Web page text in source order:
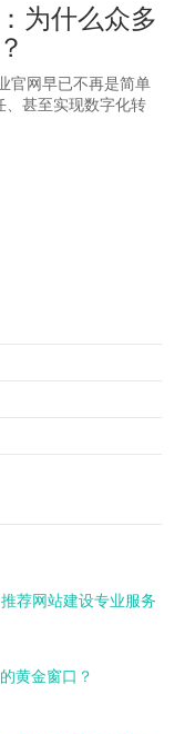
为什么众多
官网早已不再是简单
、甚至实现数字化转
荐网站建设专业服务
黄金窗口？